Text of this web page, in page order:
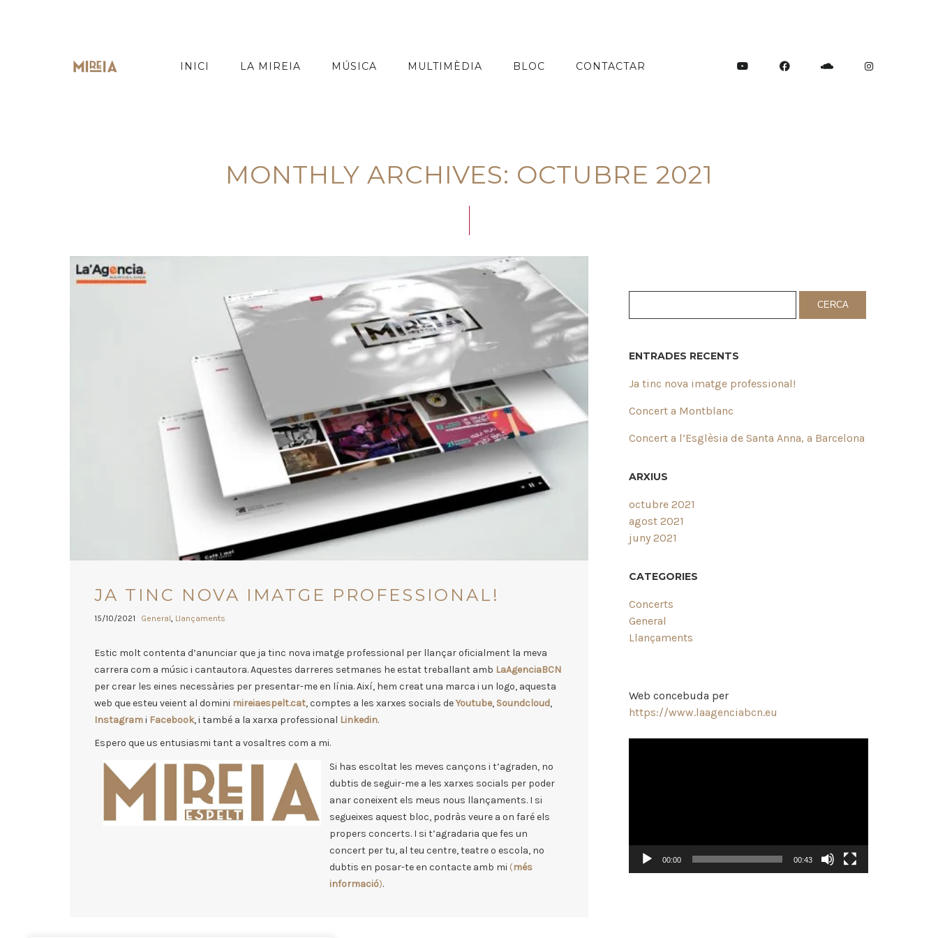
INICI LA MIREIA MÚSICA MULTIMÈDIA BLOC CONTACTAR
MONTHLY ARCHIVES: OCTUBRE 2021
JA TINC NOVA IMATGE PROFESSIONAL!
15/10/2021 General Llançaments
Estic molt contenta d’anunciar que ja tinc nova imatge professional per llançar oficialment la meva
carrera com a músic i cantautora. Aquestes darreres setmanes he estat treballant amb LaAgenciaBCN
per crear les eines necessàries per presentar-me en línia. Així, hem creat una marca i un logo, aquesta
web que esteu veient al domini mireiaespelt.cat, comptes a les xarxes socials deYoutube, Soundcloud,
Instagrami Facebook, i també a la xarxa professional Linkedin.
Espero que us entusiasmi tant a vosaltres com a mi.
Si has escoltat les meves cançons i t’agraden, no
dubtis de seguir-me a les xarxes socials per poder
anar coneixent els meus nous llançaments. I si
segueixes aquest bloc, podràs veure a on faré els
propers concerts. I si t’agradaria que fes un
concert per tu, al teu centre, teatre o escola, no
dubtis en posar-te en contacte amb mi (més
informació).
ENTRADES RECENTS
Ja tinc nova imatge professional!
Concert a Montblanc
Concert a l’Esglèsia de Santa Anna, a Barcelona
ARXIUS
octubre 2021
agost 2021
juny 2021
CATEGORIES
Concerts
General
Llançaments
Web concebuda per
https://www.laagenciabcn.eu
00:00 00:43